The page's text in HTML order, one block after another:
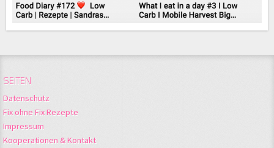
SEITEN
Datenschutz
Fix ohne Fix Rezepte
Impressum
Kooperationen & Kontakt